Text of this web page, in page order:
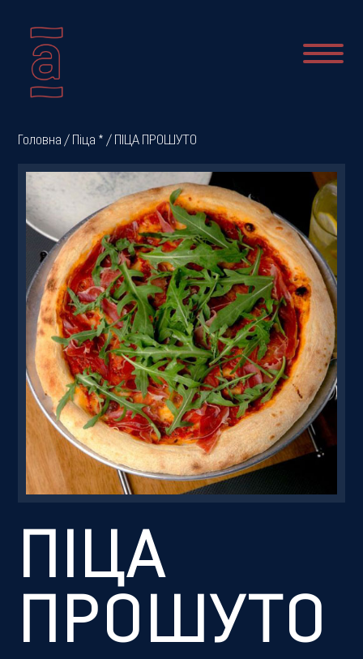
Про
нас
Новини
Меню
Галерея
Резервація
Головна / Піца * / ПІЦА ПРОШУТО
ПІЦА
ПРОШУТО